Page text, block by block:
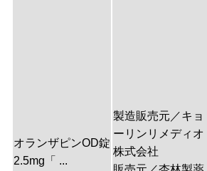
オランザピンOD錠
2.5mg「 ...
製造販売元／キョ
ーリンリメディオ
株式会社